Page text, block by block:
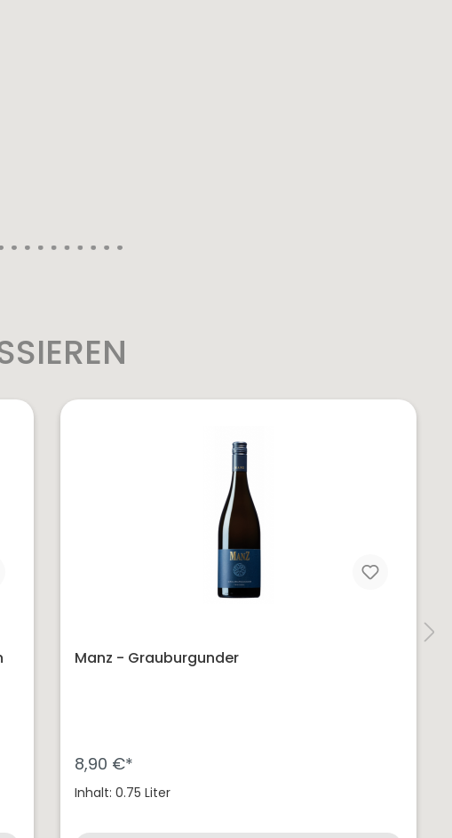
Manz - Grauburgunder
8,90 €*
Inhalt: 0.75 Liter